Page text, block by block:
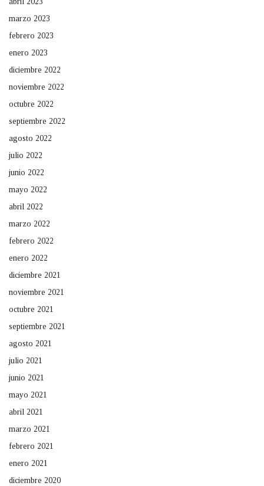
marzo 2023
febrero 2023
enero 2023
diciembre 2022
noviembre 2022
octubre 2022
septiembre 2022
agosto 2022
julio 2022
junio 2022
mayo 2022
abril 2022
marzo 2022
febrero 2022
enero 2022
diciembre 2021
noviembre 2021
octubre 2021
septiembre 2021
agosto 2021
julio 2021
junio 2021
mayo 2021
abril 2021
marzo 2021
febrero 2021
enero 2021
diciembre 2020